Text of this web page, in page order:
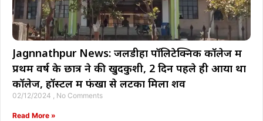
Jagnnathpur News: जलडीहा पॉलिटेक्निक काॅलेज में
प्रथम वर्ष के छात्र ने की खुदकुशी, 2 दिन पहले ही आया था
कॉलेज, हॉस्टल में फंखा से लटका मिला शव
02/12/2024 No Comments
Read More »